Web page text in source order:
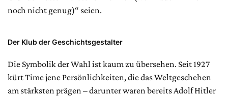
noch nicht genug)“ seien.
Der Klub der Geschichtsgestalter
Die Symbolik der Wahl ist kaum zu übersehen. Seit 1927
kürt Time jene Persönlichkeiten, die das Weltgeschehen
am stärksten prägen – darunter waren bereits Adolf Hitler